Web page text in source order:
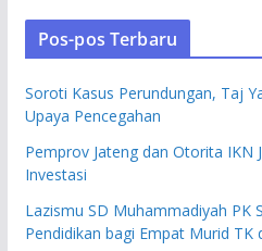
Pos-pos Terbaru
Soroti Kasus Perundungan, Taj
Upaya Pencegahan
Pemprov Jateng dan Otorita IKN
Investasi
Lazismu SD Muhammadiyah PK
Pendidikan bagi Empat Murid TK